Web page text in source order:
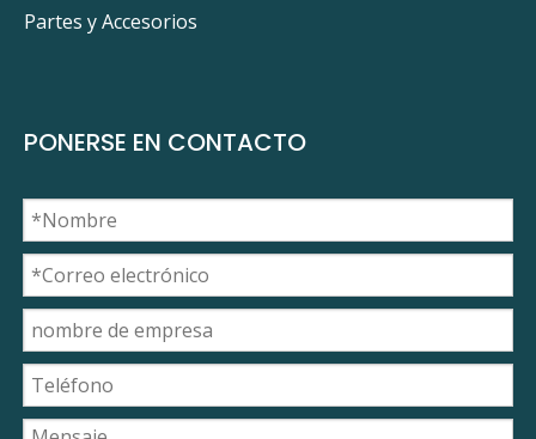
Partes y Accesorios
PONERSE EN CONTACTO